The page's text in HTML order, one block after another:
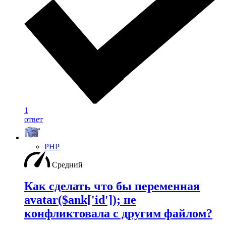
1
ответ
PHP
Средний
Как сделать что бы переменная
avatar($ank['id']); не
конфликтовала с другим файлом?